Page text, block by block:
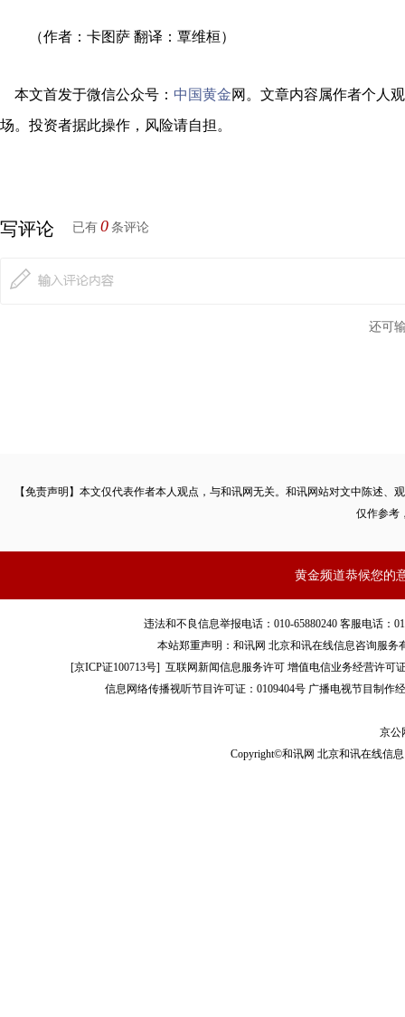
（作者：卡图萨 翻译：覃维桓）
本文首发于微信公众号： 中国黄金网。文章内容属作者个人
场。投资者据此操作，风险请自担。
写评论 已有 0 条评论
还可
【免责声明】本文仅代表作者本人观点，与和讯网无关。和讯网站对文中陈述
仅作参考
黄金频道恭候您的
违法和不良信息举报电话：010-65880240 客服电话：
本站郑重声明：和讯网 北京和讯在线信息咨询服
[京ICP证100713号]互联网新闻信息服务许可 增值电信业务经营许可
信息网络传播视听节目许可证：0109404号 广播电视节目制作
京公
Copyright©和讯网 北京和讯在线信